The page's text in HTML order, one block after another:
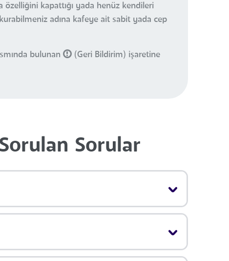
kapattığı yada henüz kendileri
adına kafeye ait sabit yada cep
bulunan
(Geri Bildirim) işaretine
Sorular